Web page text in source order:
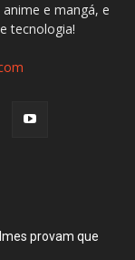
e mangá, e
tecnologia!
provam que